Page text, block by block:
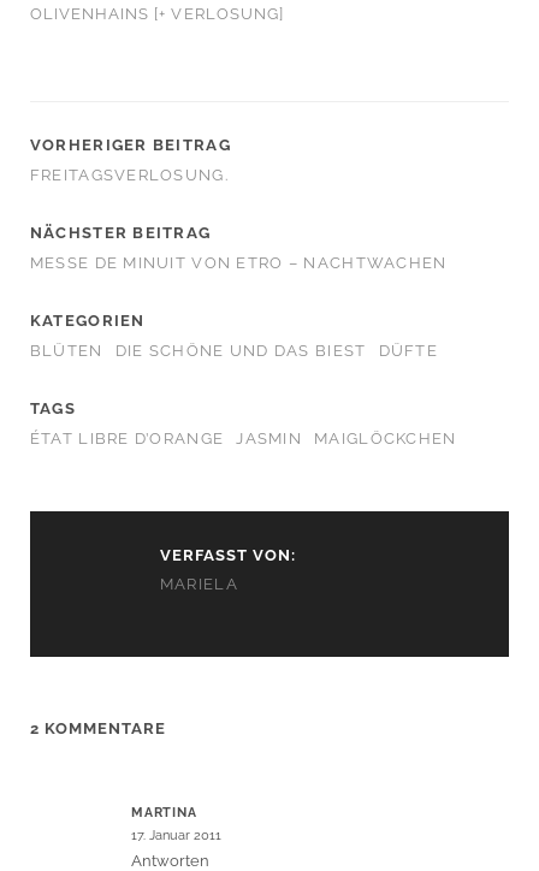
OLIVENHAINS [+ VERLOSUNG]
VORHERIGER BEITRAG
FREITAGSVERLOSUNG.
NÄCHSTER BEITRAG
MESSE DE MINUIT VON ETRO – NACHTWACHEN
KATEGORIEN
BLÜTEN
DIE SCHÖNE UND DAS BIEST DÜFTE
TAGS
ÉTAT LIBRE D’ORANGE
JASMIN MAIGLÖCKCHEN
VERFASST VON:
MARIELA
2 KOMMENTARE
MARTINA
17. Januar 2011
Antworten